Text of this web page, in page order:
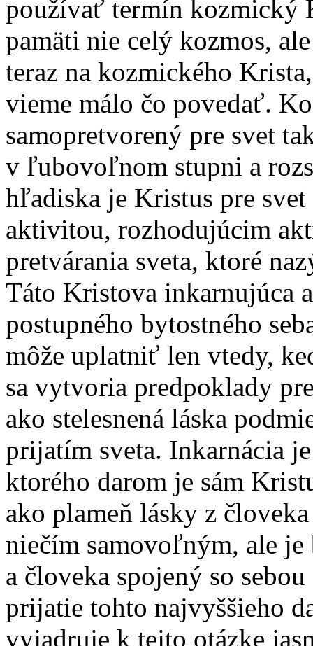
používať termín kozmický
pamäti nie celý kozmos,
teraz na kozmického
vieme málo čo povedať.
samopretvorený pre svet
v ľubovoľnom stupni a
hľadiska je Kristus pre
aktivitou, rozhodujúcim
pretvárania sveta, ktoré
Táto Kristova inkarnujúca
postupného bytostného
môže uplatniť len vtedy,
sa vytvoria predpoklady
ako stelesnená láska
prijatím sveta. Inkarnácia
ktorého darom je sám
ako plameň lásky z
niečím samovoľným, ale je
a človeka spojený so
prijatie tohto najvyššieho
vyjadruje k tejto otázke